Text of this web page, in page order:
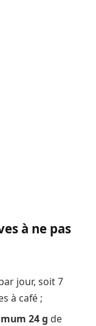
à ne pas
jour, soit 7
à café ;
24 g de